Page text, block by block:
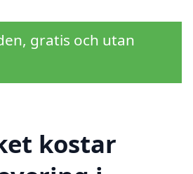
gratis och utan
kostar